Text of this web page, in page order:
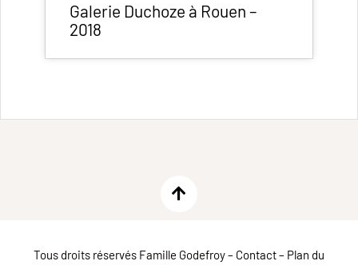
Galerie Duchoze à Rouen –
2018
Tous droits réservés Famille Godefroy – Contact– Plan du